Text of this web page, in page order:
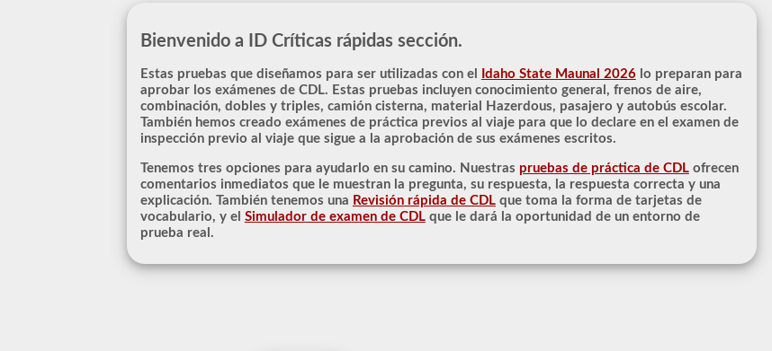
Bienvenido a ID Críticas rápidas sección.
Estas pruebas que diseñamos para ser utilizadas con el Idaho State Maunal 2026lo preparan para
aprobar los exámenes de CDL. Estas pruebas incluyen conocimiento general, frenos de aire,
combinación, dobles y triples, camión cisterna, material Hazerdous, pasajero y autobús escolar.
También hemos creado exámenes de práctica previos al viaje para que lo declare en el examen de
inspección previo al viaje que sigue a la aprobación de sus exámenes escritos.
Tenemos tres opciones para ayudarlo en su camino. Nuestras pruebas de práctica de CDLofrecen
comentarios inmediatos que le muestran la pregunta, su respuesta, la respuesta correcta y una
explicación. También tenemos una Revisión rápida de CDLque toma la forma de tarjetas de
vocabulario, y el Simulador de examen de CDLque le dará la oportunidad de un entorno de
prueba real.